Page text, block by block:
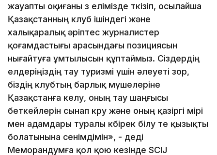
жауапты оқиғаны өз елімізде өткізіп, осылайша
Қазақстанның клуб ішіндегі және
халықаралық әріптес журналистер
қоғамдастығы арасындағы позициясын
нығайтуға ұмтылысын құптаймыз. Сіздердің
елдеріңіздің тау туризмі үшін әлеуеті зор,
біздің клубтың барлық мүшелеріне
Қазақстанға келу, оның тау шаңғысы
беткейлерін сынап көру және оның қазіргі өмірі
мен адамдары туралы көбірек білу өте қызықты
болатынына сенімдімін», - деді
Меморандумға қол қою кезінде SCIJ